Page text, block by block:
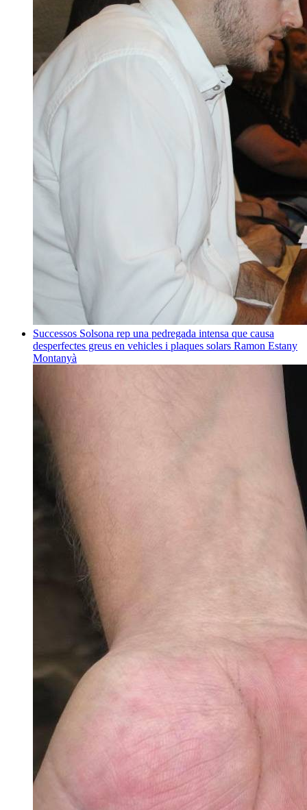
Successos Solsona rep una pedregada intensa que causa
desperfectes greus en vehicles i plaques solars Ramon Estany
Montanyà